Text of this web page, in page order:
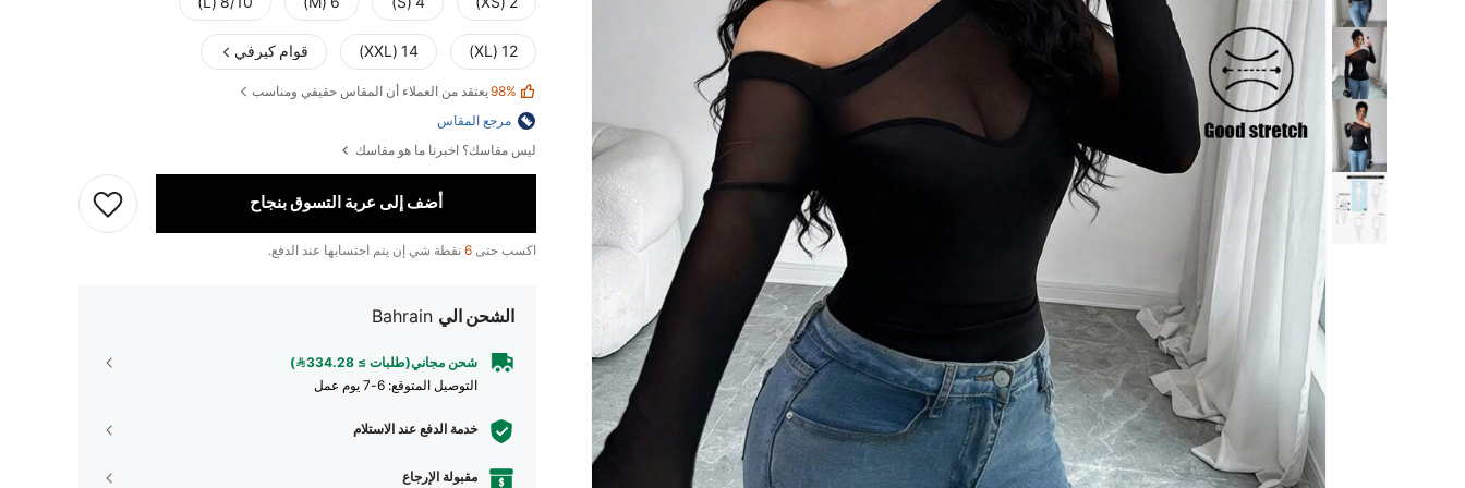
12 (XL)
14 (XXL) قوام كيرفي
98%يعتقد من العملاء أن المقاس حقيقي ومناسب
مرجع المقاس
ليس مقاسك؟ اخبرنا ما هو مقاسك
أضف إلى عربة التسوق بنجاح
اكسب حتى 6 نقطة شي إن يتم احتسابها عند الدفع.
الشحن الي Bahrain
شحن مجاني(طلبات ≥ 334.28)
التوصيل المتوقع: 6-7 يوم عمل
خدمة الدفع عند الاستلام
مقبولة الإرجاع